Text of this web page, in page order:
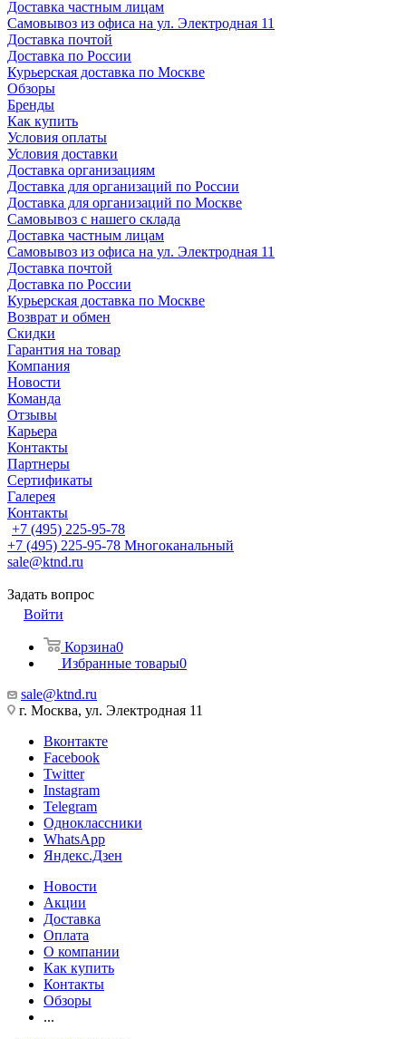
Доставка частным лицам
Самовывоз из офиса на ул. Электродная 11
Доставка почтой
Доставка по России
Курьерская доставка по Москве
Обзоры
Бренды
Как купить
Условия оплаты
Условия доставки
Доставка организациям
Доставка для организаций по России
Доставка для организаций по Москве
Самовывоз с нашего склада
Доставка частным лицам
Самовывоз из офиса на ул. Электродная 11
Доставка почтой
Доставка по России
Курьерская доставка по Москве
Возврат и обмен
Скидки
Гарантия на товар
Компания
Новости
Команда
Отзывы
Карьера
Контакты
Партнеры
Сертификаты
Галерея
Контакты
+7 (495) 225-95-78
+7 (495) 225-95-78 Многоканальный
sale@ktnd.ru
Задать вопрос
Войти
Корзина0
Избранные товары0
sale@ktnd.ru
г. Москва, ул. Электродная 11
Вконтакте
Facebook
Twitter
Instagram
Telegram
Одноклассники
WhatsApp
Яндекс.Дзен
Новости
Акции
Доставка
Оплата
О компании
Как купить
Контакты
Обзоры
...